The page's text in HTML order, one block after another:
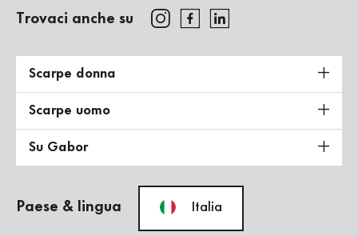
Trovaci anche su
Scarpe donna
Scarpe uomo
Su Gabor
Paese & lingua Italia